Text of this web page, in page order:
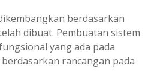
berdasarkan
dibuat. Pembuatan sistem
yang ada pada
rancangan pada